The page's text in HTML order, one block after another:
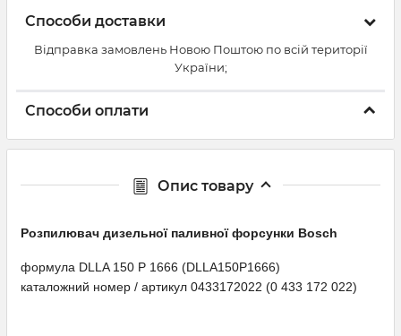
Способи доставки
Відправка замовлень Новою Поштою по всій території
України;
Способи оплати
Опис товару
Розпилювач дизельної паливної форсунки Bosсh
формула DLLA 150 P 1666 (DLLA150P1666)
каталожний номер / артикул 0433172022 (0 433 172 022)